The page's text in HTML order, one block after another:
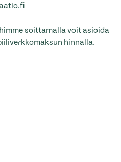
soittamalla voit asioida
hinnalla.